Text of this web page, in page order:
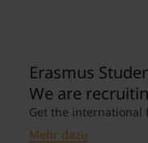
Erasmus
We are
Get the
Mehr dazu